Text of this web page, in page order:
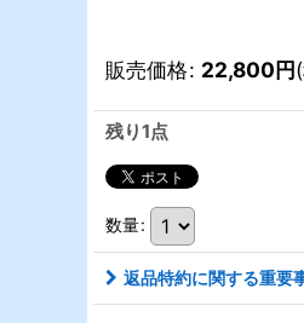
販売価格: 22,800円
残り1点
数量:
返品特約に関する重要